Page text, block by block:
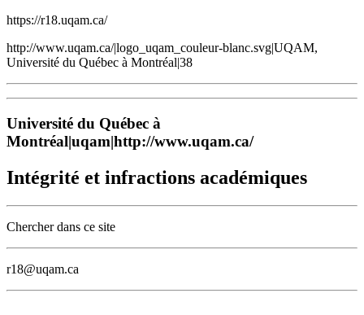
https://r18.uqam.ca/
http://www.uqam.ca/|logo_uqam_couleur-blanc.svg|UQAM,
Université du Québec à Montréal|38
Université du Québec à
Montréal|uqam|http://www.uqam.ca/
Intégrité et infractions académiques
Chercher dans ce site
r18@uqam.ca